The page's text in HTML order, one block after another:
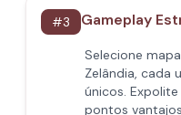
#3 Gameplay
Selecione
Zelândia, cada
únicos.
pontos